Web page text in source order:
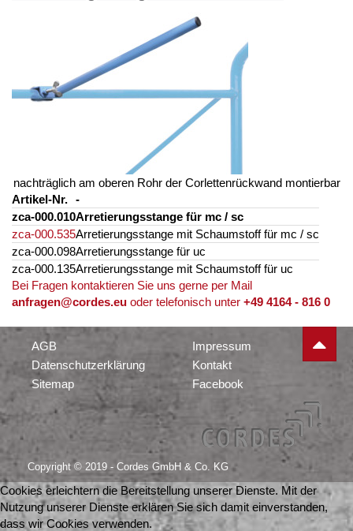
nachträglich am oberen Rohr der Corlettenrückwand montierbar
Artikel-Nr. -
zca-000.010Arretierungsstange für mc / sc
zca-000.535Arretierungsstange mit Schaumstoff für mc / sc
zca-000.098Arretierungsstange für uc
zca-000.135Arretierungsstange mit Schaumstoff für uc
Bei Fragen kontaktieren Sie uns gerne per Mail
anfragen@cordes.eu oder telefonisch unter +49 4164 - 816 0
AGB
Datenschutzerklärung
Sitemap
Impressum
Kontakt
Facebook
Copyright © 2019 - Cordes GmbH & Co. KG
Cookies erleichtern die Bereitstellung unserer Dienste. Mit der
Nutzung unserer Dienste erklären Sie sich damit einverstanden,
dass wir Cookies verwenden.